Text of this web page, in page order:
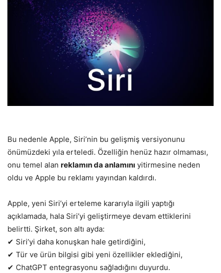
Bu nedenle Apple, Siri’nin bu gelişmiş versiyonunu
önümüzdeki yıla erteledi. Özelliğin henüz hazır olmaması,
onu temel alan reklamın da anlamını yitirmesine neden
oldu ve Apple bu reklamı yayından kaldırdı.
Apple, yeni Siri’yi erteleme kararıyla ilgili yaptığı
açıklamada, hala Siri’yi geliştirmeye devam ettiklerini
belirtti. Şirket, son altı ayda:
✔ Siri’yi daha konuşkan hale getirdiğini,
✔ Tür ve ürün bilgisi gibi yeni özellikler eklediğini,
✔ ChatGPT entegrasyonu sağladığını duyurdu.